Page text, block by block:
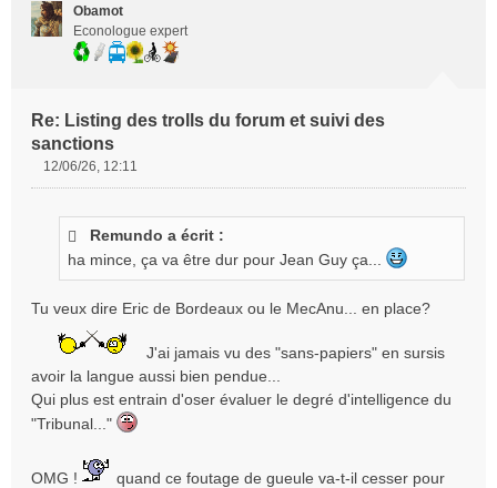
Obamot
Econologue expert
Re: Listing des trolls du forum et suivi des
sanctions
l
u
12/06/26, 12:11
Remundo a écrit :
ha mince, ça va être dur pour Jean Guy ça...
Tu veux dire Eric de Bordeaux ou le MecAnu... en place?
J'ai jamais vu des "sans-papiers" en sursis
avoir la langue aussi bien pendue...
Qui plus est entrain d'oser évaluer le degré d'intelligence du
"Tribunal..."
OMG !
quand ce foutage de gueule va-t-il cesser pour